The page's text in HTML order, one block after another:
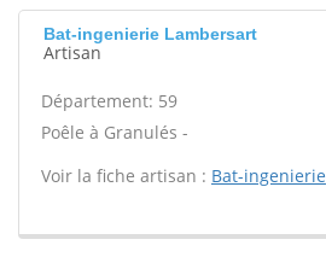
Bat-ingenierie Lambersart
Artisan
Département: 59
Poêle à Granulés -
Voir la fiche artisan : Bat-ingenierie